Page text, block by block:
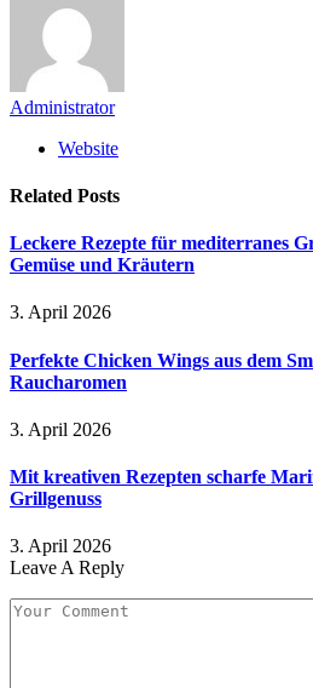
Administrator
Website
Related Posts
Leckere Rezepte für mediterranes
Gemüse und Kräutern
3. April 2026
Perfekte Chicken Wings aus dem
Raucharomen
3. April 2026
Mit kreativen Rezepten scharfe
Grillgenuss
3. April 2026
Leave A Reply